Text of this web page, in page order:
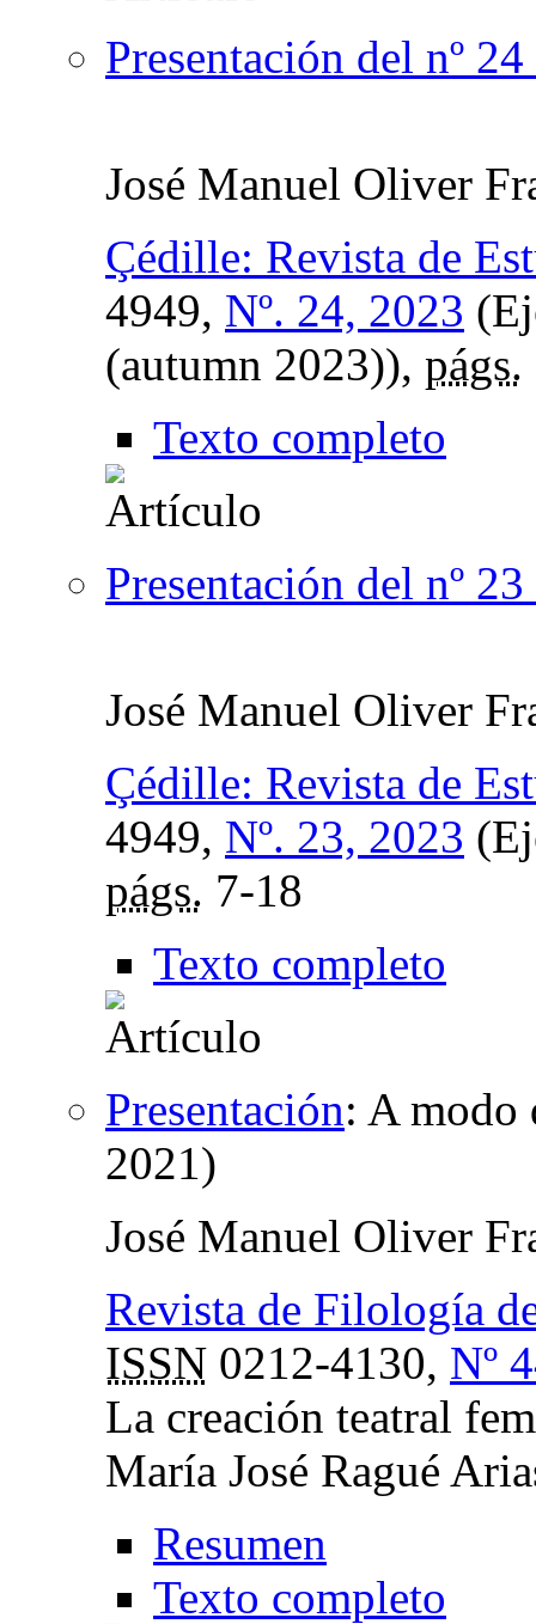
Presentación del nº
José Manuel Oliver
Çédille: Revista de
4949, Nº. 24, 2023
(autumn 2023)), págs.
Texto completo
Presentación del nº
José Manuel Oliver
Çédille: Revista de
4949, Nº. 23, 2023
págs. 7-18
Texto completo
Presentación: A modo
2021)
José Manuel Oliver
Revista de Filología
ISSN 0212-4130, Nº
La creación teatral
María José Ragué
Resumen
Texto completo